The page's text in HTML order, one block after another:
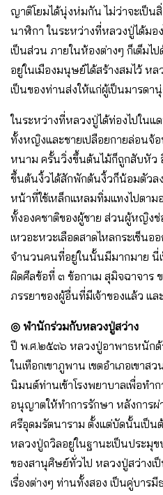
ญาติโยมได้นุ่งห่มกัน ไม่ว่าจะเป็นสิ่
นาฬิกา ในระหว่างที่หลวงปู่ได้มอ
เป็นส่วน ภายในห้องต่างๆ ก็เต็มไ
อยู่ในเมืองมนุษย์ได้สร้างสมไว้ ห
เป็นของท่านส่งให้แก่ผู้เป็นมารดา
ในระหว่างที่หลวงปู่ได้ท่องไปใน
ทั้งหญิงและชายเปลือยกายล่อนจ้
หนาม ครั้นวิ่งขึ้นต้นไม้ก็ถูกสับหัว
ขึ้นต้นงิ้วได้สักพักต้นงิ้วก็น้อมตัวล
หน้าที่ใช้เหล็กแหลมทิ่มแทงไปตาม
ทั้งองคชาติของผู้ชาย ส่วนผู้หญิงช่
เหวอะหวะเลือดสาดไหลกระเช็น
จำนวนคนที่อยู่ในนั้นมีมากมาย นี่เ
ผิดศีลข้อที่ ๓ ข้อกาเม สุมิจฉาจาร
ภรรยาของผู้อื่นที่มีเจ้าของแล้ว แ
◎ พํานักร่วมกับหลวงปู่สว่าง
ปี พ.ศ.๒๕๓๖ หลวงปู่อาพาธหนักด้
ในเทือกเขาภูพาน เขตอําเภอเขาส
นิมนต์ท่านเข้าโรงพยาบาลเพื่อทํา
อนุญาตให้ทําการรักษา หลังการ
ศรีอุดมรัตนาราม ตั้งแต่บัดนั้นเป็น
หลวงปู่ถวิลอยู่ในฐานะเป็นประมุ
ของสานุศิษย์ทั่วไป หลวงปู่สว่างเ
เรื่องต่างๆ ท่านทั้งสอง เป็นคู่บาร